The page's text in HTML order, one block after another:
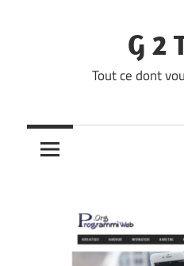
G 2
Tout ce dont